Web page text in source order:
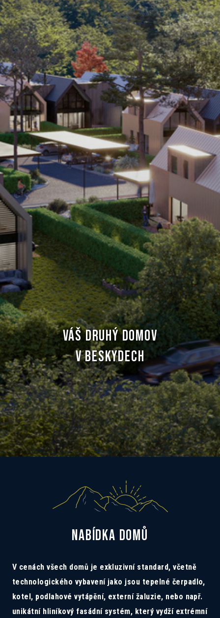
VÁŠ DRUHÝ DOMOV
V BESKYDECH
NABÍDKA DOMŮ
V cenách všech domů je exkluzivní standard, včetně
technologického vybavení jako jsou tepelné čerpadlo,
kotel, podlahové vytápění, externí žaluzie, nebo např.
unikátní hliníkový fasádní systém, který vydží extrémní